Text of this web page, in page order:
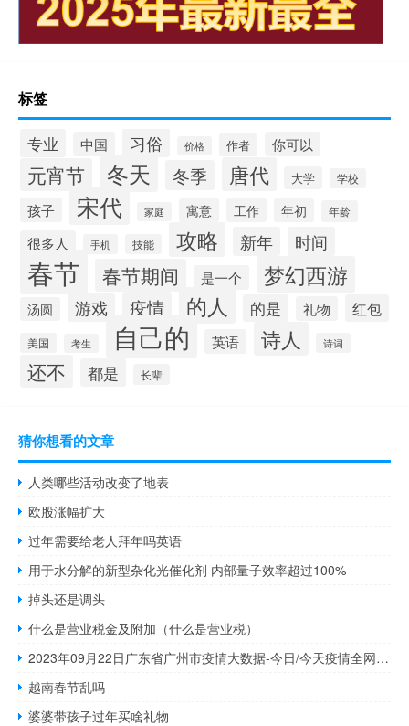
标签
专业 中国 习俗 价格 作者 你可以
元宵节 冬天 冬季 唐代 大学 学校
孩子 宋代 家庭 寓意 工作 年初 年龄
很多人 手机 技能 攻略 新年 时间
春节 春节期间 是一个 梦幻西游
汤圆 游戏 疫情 的人 的是 礼物 红包
美国 考生 自己的 英语 诗人 诗词
还不 都是 长辈
猜你想看的文章
人类哪些活动改变了地表
欧股涨幅扩大
过年需要给老人拜年吗英语
用于水分解的新型杂化光催化剂 内部量子效率超过100%
掉头还是调头
什么是营业税金及附加（什么是营业税）
2023年09月22日广东省广州市疫情大数据-今日/今天疫情全网搜索最新实时消息动态情况通知播报
越南春节乱吗
婆婆带孩子过年买啥礼物